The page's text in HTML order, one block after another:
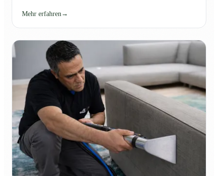
Mehr erfahren →